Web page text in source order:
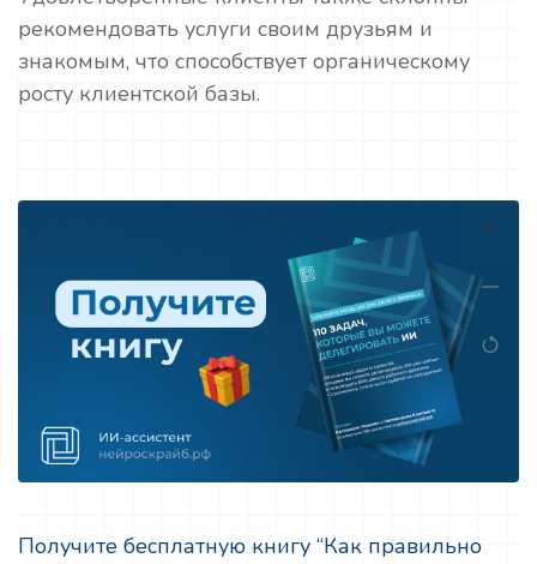
рекомендовать услуги своим друзьям и
знакомым, что способствует органическому
росту клиентской базы.
Получите бесплатную книгу “Как правильно